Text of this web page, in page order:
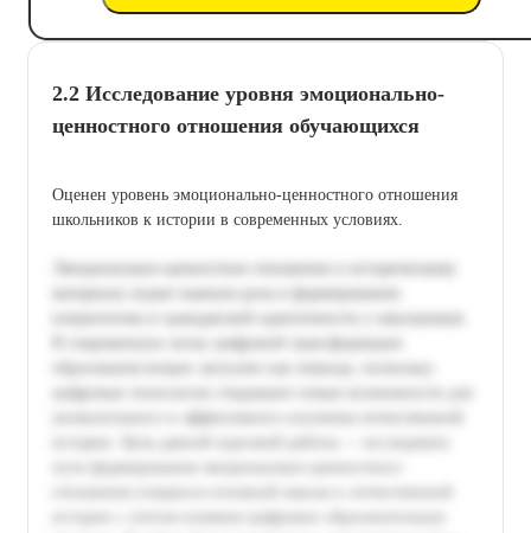
2.2 Исследование уровня эмоционально-
ценностного отношения обучающихся
Оценен уровень эмоционально-ценностного отношения
школьников к истории в современных условиях.